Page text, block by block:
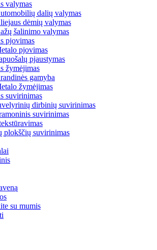
valymas
dalių valymas
dėmių valymas
šalinimo valymas
pjovimas
pjovimas
pjaustymas
žymėjimas
gamyba
žymėjimas
suvirinimas
dirbinių suvirinimas
suvirinimas
plokščių suvirinimas
su mumis